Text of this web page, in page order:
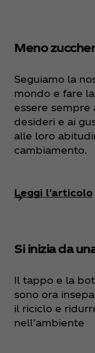
Meno
Seguiamo la
mondo e fare
essere sempre
desideri e ai
alle loro
cambiamento.
Leggi l'articolo
Si inizia da
Il tappo e la
sono ora
il riciclo e
nell’ambiente